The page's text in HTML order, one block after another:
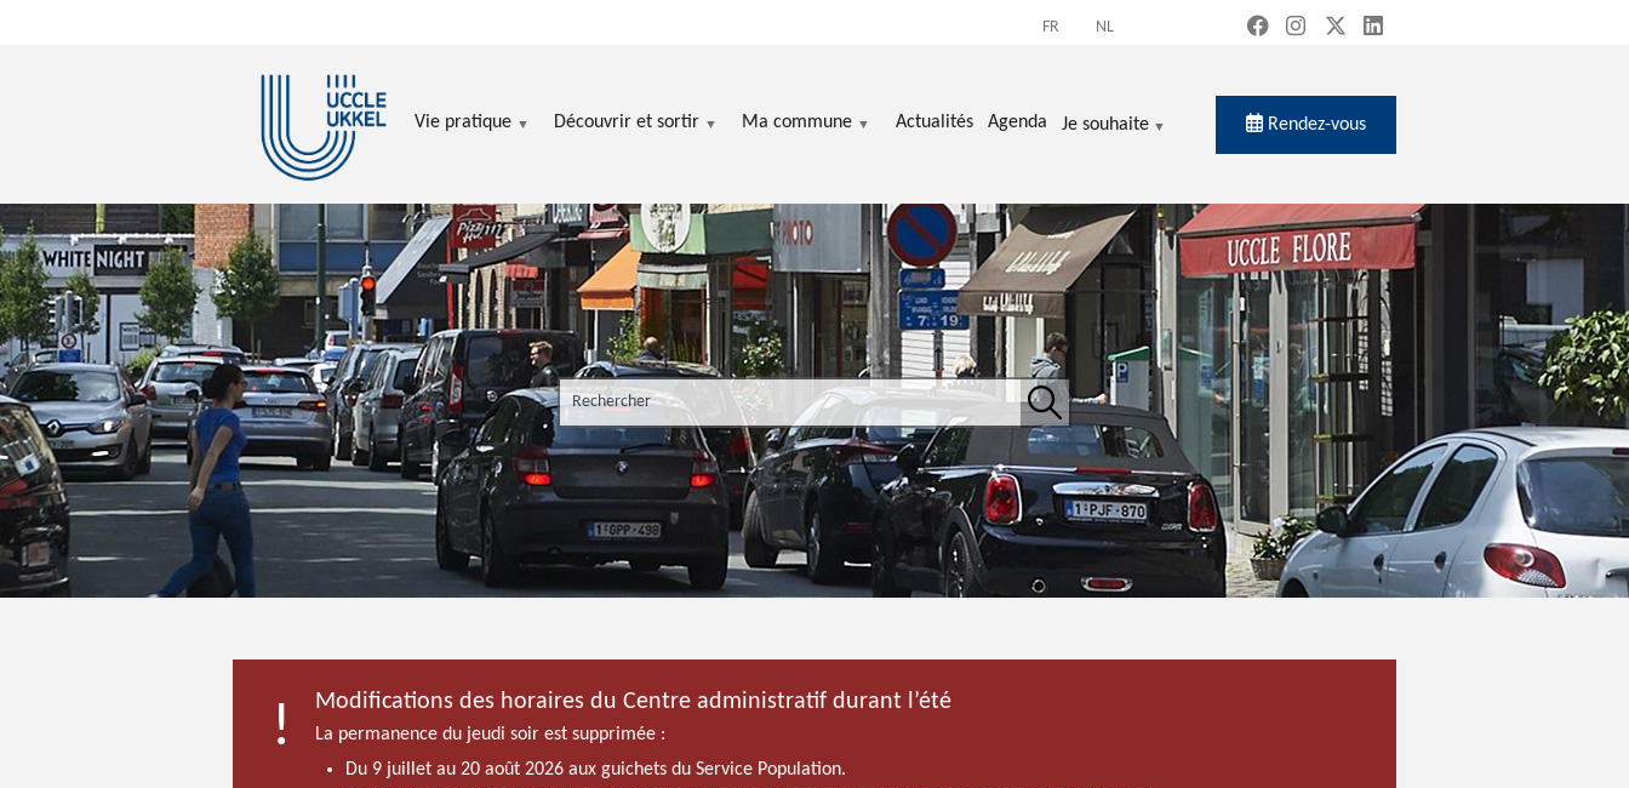
FR NL
Vie pratique Découvrir et sortir Ma commune Actualités Agenda Je souhaite Rendez-vous
Search the site
Rechercher
Modifications des horaires du Centre administratif durant l’été
La permanence du jeudi soir est supprimée :
Du 9 juillet au 20 août 2026 aux guichets du Service Population.